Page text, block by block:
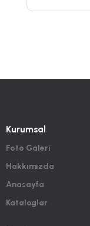
Kurumsal
Foto Galeri
Hakkımızda
Anasayfa
Kataloglar